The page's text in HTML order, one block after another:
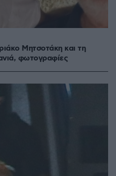
Μητσοτάκη και τη
φωτογραφίες